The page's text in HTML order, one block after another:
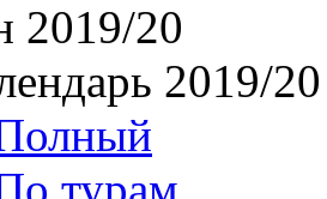
2019/20
2019/20